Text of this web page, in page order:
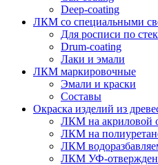
Deep-coating
ЛКМ со специальными
Для росписи по
Drum-coating
Лаки и эмали
ЛКМ маркировочные
Эмали и краски
Составы
Окраска изделий из
ЛКМ на акриловой
ЛКМ на
ЛКМ
ЛКМ УФ-